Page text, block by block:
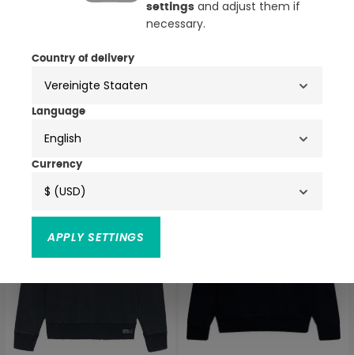
2 Farben
Superdry & Co Essential
Serif Logo Half-Zip
Sweatshirt
79,99 €
NEU
settings and adjust them if
necessary.
Country of delivery
Language
English
Currency
$ (USD)
APPLY SETTINGS